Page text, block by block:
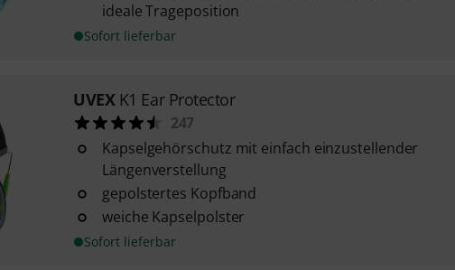
ideale Trageposition
Sofort lieferbar
UVEX K1 Ear Protector
247
Kapselgehörschutz mit einfach einzustellender
Längenverstellung
gepolstertes Kopfband
weiche Kapselpolster
Sofort lieferbar